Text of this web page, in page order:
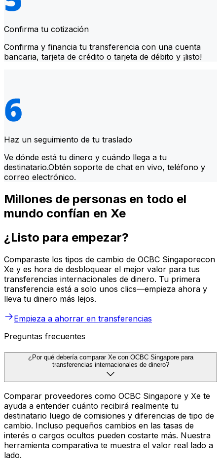
Confirma tu cotización
Confirma y financia tu transferencia con una cuenta
bancaria, tarjeta de crédito o tarjeta de débito y ¡listo!
Haz un seguimiento de tu traslado
Ve dónde está tu dinero y cuándo llega a tu
destinatario.Obtén soporte de chat en vivo, teléfono y
correo electrónico.
Millones de personas en todo el
mundo confían en Xe
¿Listo para empezar?
Comparaste los tipos de cambio de OCBC Singaporecon
Xe y es hora de desbloquear el mejor valor para tus
transferencias internacionales de dinero. Tu primera
transferencia está a solo unos clics—empieza ahora y
lleva tu dinero más lejos.
Empieza a ahorrar en transferencias
Preguntas frecuentes
¿Por qué debería comparar Xe con OCBC Singapore para
transferencias internacionales de dinero?
Comparar proveedores como OCBC Singapore y Xe te
ayuda a entender cuánto recibirá realmente tu
destinatario luego de comisiones y diferencias de tipo de
cambio. Incluso pequeños cambios en las tasas de
interés o cargos ocultos pueden costarte más. Nuestra
herramienta comparativa te muestra el valor real lado a
lado.